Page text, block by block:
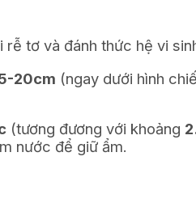
tơ và đánh thức hệ vi
20cm (ngay dưới hình
(tương đương với khoảng
nước để giữ ẩm.